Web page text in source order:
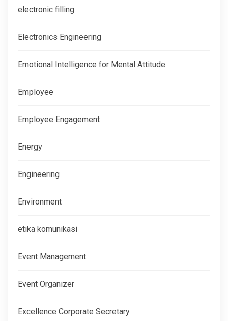
electronic filling
Electronics Engineering
Emotional Intelligence for Mental Attitude
Employee
Employee Engagement
Energy
Engineering
Environment
etika komunikasi
Event Management
Event Organizer
Excellence Corporate Secretary